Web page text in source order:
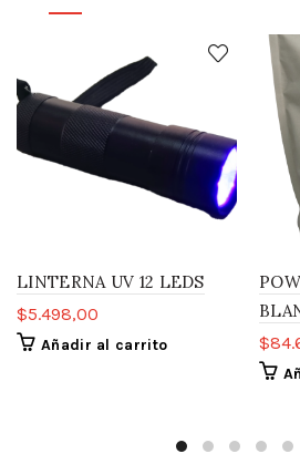
LINTERNA UV 12 LEDS
$5.498,00
Añadir al carrito
$